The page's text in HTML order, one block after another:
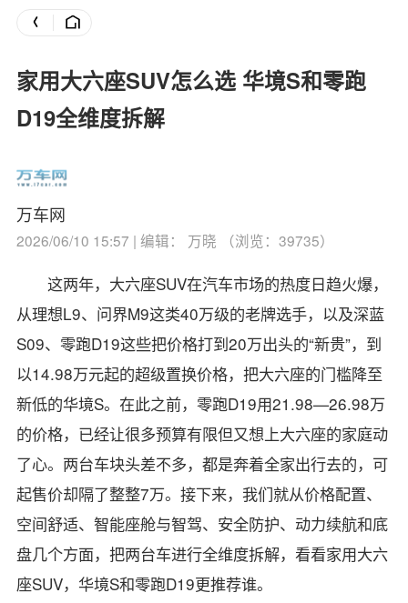
家用大六座SUV怎么选 华境S和零跑
D19全维度拆解
万车网
2026/06/10 15:57 | 编辑： 万晓 （浏览：39735）
这两年，大六座SUV在汽车市场的热度日趋火爆，
从理想L9、问界M9这类40万级的老牌选手，以及深蓝
S09、零跑D19这些把价格打到20万出头的“新贵”，到
以14.98万元起的超级置换价格，把大六座的门槛降至
新低的华境S。在此之前，零跑D19用21.98—26.98万
的价格，已经让很多预算有限但又想上大六座的家庭动
了心。两台车块头差不多，都是奔着全家出行去的，可
起售价却隔了整整7万。接下来，我们就从价格配置、
空间舒适、智能座舱与智驾、安全防护、动力续航和底
盘几个方面，把两台车进行全维度拆解，看看家用大六
座SUV，华境S和零跑D19更推荐谁。